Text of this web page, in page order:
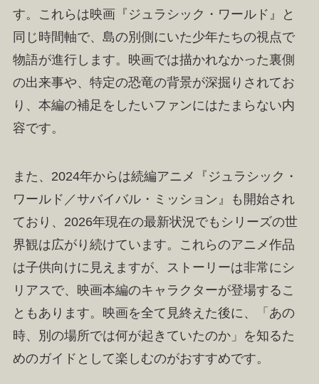
す。これらは映画『ジュラシック・ワールド』と
同じ時間軸で、島の別側にいた少年たちの視点で
物語が進行します。映画では描かれなかった裏側
の出来事や、特定の恐竜の背景が深掘りされてお
り、本編の補足をしたいファンにはたまらない内
容です。
また、2024年からは続編アニメ『ジュラシック・
ワールド／サバイバル・ミッション』も開始され
ており、2026年現在の最新状況でもシリーズの世
界観は広がり続けています。これらのアニメ作品
は子供向けに見えますが、ストーリーは非常にシ
リアスで、映画本編のキャラクターが登場するこ
ともあります。映画を全て見終えた後に、「あの
時、別の場所では何が起きていたのか」を知るた
めのガイドとして楽しむのがおすすめです。